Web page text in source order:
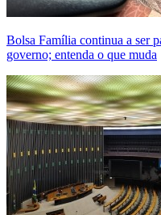
Bolsa Família continua a ser
governo; entenda o que muda